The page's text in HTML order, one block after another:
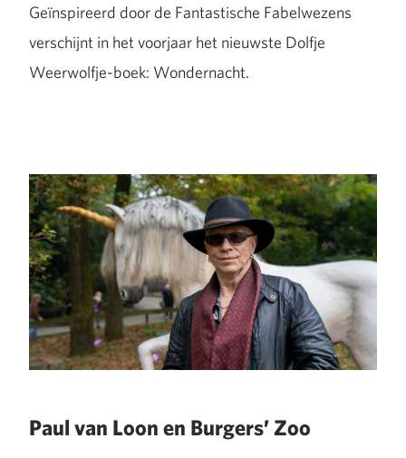
Geïnspireerd door de Fantastische Fabelwezens
verschijnt in het voorjaar het nieuwste Dolfje
Weerwolfje-boek: Wondernacht.
Paul van Loon en Burgers’ Zoo